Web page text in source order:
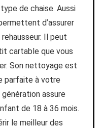
de chaise. Aussi
d’assurer
Il peut
cartable que vous
Son nettoyage est
parfaite à votre
assure
de 18 à 36 mois.
le meilleur des